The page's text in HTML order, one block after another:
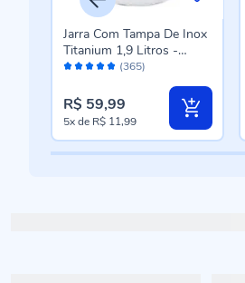
Avaliação: (365)
Jarra Com Tampa De Inox
Titanium 1,9 Litros -
Havan Casa
R$ 59,99
5xde R$ 11,99